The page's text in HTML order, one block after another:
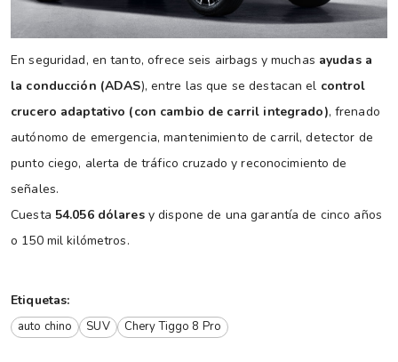
En seguridad, en tanto, ofrece seis airbags y muchas ayudas a
la conducción (ADAS), entre las que se destacan el control
crucero adaptativo (con cambio de carril integrado), frenado
autónomo de emergencia, mantenimiento de carril, detector de
punto ciego, alerta de tráfico cruzado y reconocimiento de
señales.
Cuesta 54.056 dólaresy dispone de una garantía de cinco años
o 150 mil kilómetros.
Etiquetas:
auto chino SUV Chery Tiggo 8 Pro